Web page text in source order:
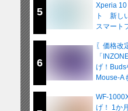
5
Xperia 10
ト 新し
スマート
6
〖価格改
「
げ！Buds
Mouse-A
WF-
げ！ 1か